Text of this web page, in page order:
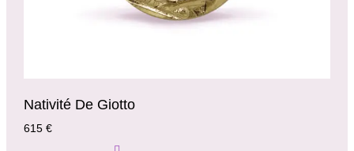
Nativité De Giotto
615 €